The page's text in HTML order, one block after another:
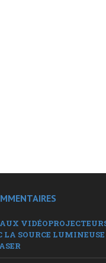
SOURCE LUMINEUSE